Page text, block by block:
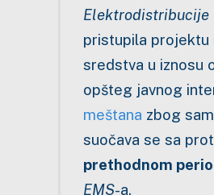
Elektrodistribucije
pristupila projektu
sredstva u iznosu
opšteg javnog
meštana zbog
suočava se sa
prethodnom
EMS-a.